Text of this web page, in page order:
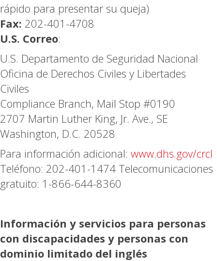
rápido para presentar su queja)
Fax: 202-401-4708
U.S. Correo:
U.S. Departamento de Seguridad Nacional
Oficina de Derechos Civiles y Libertades
Civiles
Compliance Branch, Mail Stop #0190
2707 Martin Luther King, Jr. Ave., SE
Washington, D.C. 20528
Para información adicional: www.dhs.gov/crcl
Teléfono: 202-401-1474 Telecomunicaciones
gratuito: 1-866-644-8360
Información y servicios para personas
con discapacidades y personas con
dominio limitado del inglés